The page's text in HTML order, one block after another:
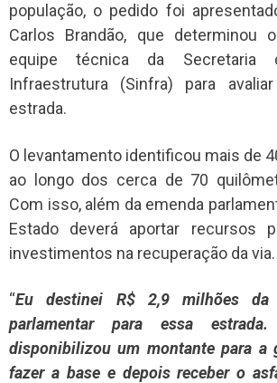
população, o pedido foi
Carlos Brandão, que determinou
equipe técnica da Secretaria
Infraestrutura (Sinfra) para
estrada.
O levantamento identificou mais de
ao longo dos cerca de 70
Com isso, além da emenda
Estado deverá aportar recursos
investimentos na recuperação da via.
“Eu destinei R$ 2,9 milhões da
parlamentar para essa
disponibilizou um montante para a
fazer a base e depois receber o